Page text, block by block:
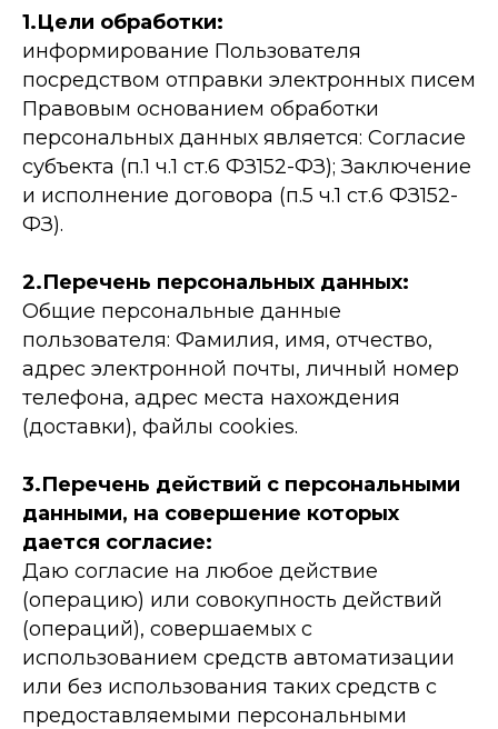
1.Цели обработки:
информирование Пользователя
посредством отправки электронных писем
Правовым основанием обработки
персональных данных является: Согласие
субъекта (п.1 ч.1 ст.6 ФЗ152-ФЗ); Заключение
и исполнение договора (п.5 ч.1 ст.6 ФЗ152-
ФЗ).
2.Перечень персональных данных:
Общие персональные данные
пользователя: Фамилия, имя, отчество,
адрес электронной почты, личный номер
телефона, адрес места нахождения
(доставки), файлы cookies.
3.Перечень действий с персональными
данными, на совершение которых
дается согласие:
Даю согласие на любое действие
(операцию) или совокупность действий
(операций), совершаемых с
использованием средств автоматизации
или без использования таких средств с
предоставляемыми персональными